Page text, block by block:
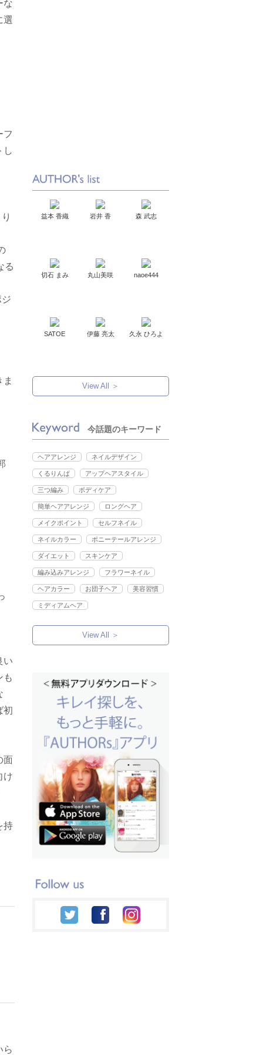
な
選
フ
し
る
い
も
初
面
け
持
ら
益本 香織 岩井 香 森 武志
切石 まみ 丸山美咲 naoe444
SATOE 伊藤 亮太 久永 ひろよ
View All ＞
今話題のキーワード
ヘアアレンジ ネイルデザイン
くるりんぱ アップヘアスタイル
三つ編み ボディケア
簡単ヘアアレンジ ロングヘア
メイクポイント セルフネイル
ネイルカラー ポニーテールアレンジ
ダイエット スキンケア
編み込みアレンジ フラワーネイル
ヘアカラー お団子ヘア 美容習慣
ミディアムヘア
View All ＞